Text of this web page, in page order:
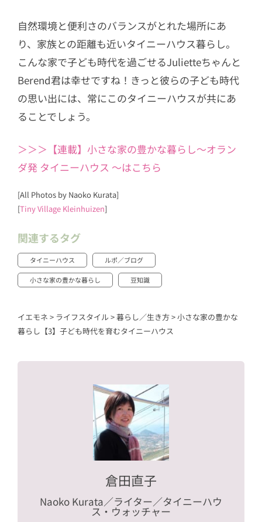
自然環境と便利さのバランスがとれた場所にあ
り、家族との距離も近いタイニーハウス暮らし。
こんな家で子ども時代を過ごせるJulietteちゃんと
Berend君は幸せですね！きっと彼らの子ども時代
の思い出には、常にこのタイニーハウスが共にあ
ることでしょう。
＞＞＞【連載】小さな家の豊かな暮らし〜オラン
ダ発 タイニーハウス 〜はこちら
[All Photos by Naoko Kurata]
[Tiny Village Kleinhuizen]
関連するタグ
タイニーハウス ルポ／ブログ
小さな家の豊かな暮らし 豆知識
イエモネ > ライフスタイル>暮らし／生き方>小さな家の豊かな
暮らし【3】子ども時代を育むタイニーハウス
倉田直子
Naoko Kurata／ライター／タイニーハウ
ス・ウォッチャー